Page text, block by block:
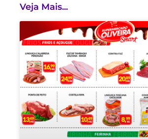
Veja Mais...